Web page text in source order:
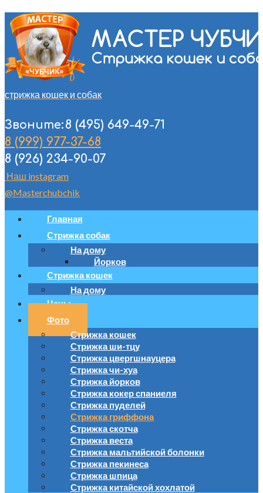
стрижка кошек и собак
Звоните:8 (495) 649-49-71
8 (999) 977-37-68
8 (926) 234-90-07
Наш instagram
@Masterchubchik
Главная
Стрижка собак
На дому
Йорков
Стрижка кошек
На дому
Цены
Фото
Стрижка кошек
Стрижка ши-тцу
Стрижка цвергшнауцера
Стрижка чи-хуа
Стрижка йорков
Стрижка кокер спаниеля
Стрижка пуделей
Стрижка гриффона
Стрижка скотча
Стрижка веста
Стрижка мальтийской болонки
Стрижка пекинеса
Стрижка шпица
Стрижка китайской хохлатой